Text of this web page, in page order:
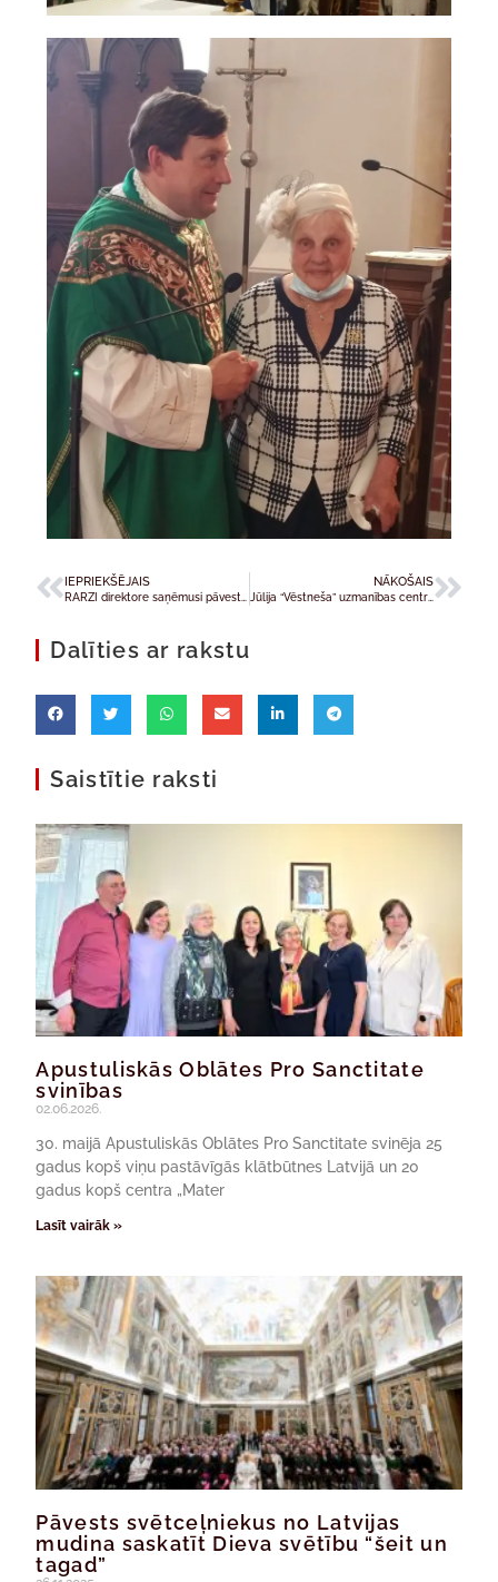
IEPRIEKŠĒJAIS NĀKOŠAIS
Jūlija “Vēstneša” uzmanības centrā dzīves jēga
Dalīties ar rakstu
Saistītie raksti
Apustuliskās Oblātes Pro Sanctitate
svinības
02.06.2026.
30. maijā Apustuliskās Oblātes Pro Sanctitate svinēja 25
gadus kopš viņu pastāvīgās klātbūtnes Latvijā un 20
gadus kopš centra „Mater
Lasīt vairāk »
Pāvests svētceļniekus no Latvijas
mudina saskatīt Dieva svētību “šeit un
tagad”